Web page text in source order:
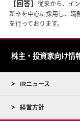
【回答】 従来から、イ
新卒を中心に採用し、職
を行っております。
株主・投資家向け情
IRニュース
経営方針